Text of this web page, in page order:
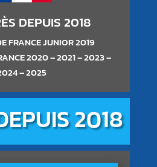
DEPUIS 2018
FRANCE JUNIOR 2019
2020 – 2021 – 2023 –
– 2025
2018